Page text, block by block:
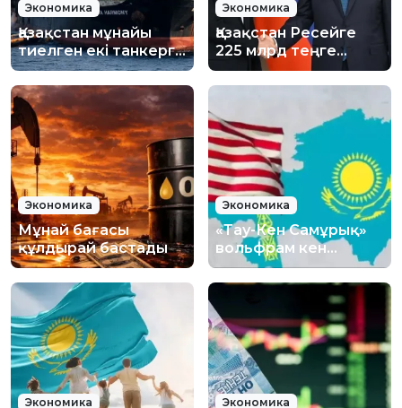
Экономика
Қазақстан мұнайы
тиелген екі танкерге
шабуыл жасалды:
Министрліктер не
дейді?
Экономика
Қазақстан Ресейге
225 млрд теңге
қарыз береді
Экономика
Мұнай бағасы
құлдырай бастады
Экономика
«Тау-Кен Самұрық»
вольфрам кен
орнындағы 70%
үлесін америкалық
инвесторға сатты
Экономика Экономика